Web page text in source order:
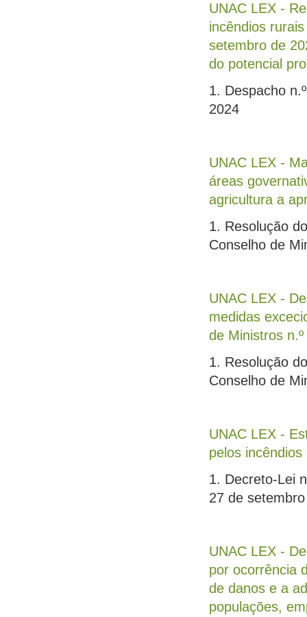
UNAC LEX -
incêndios
setembro de
do potencial
1. Despacho
2024
UNAC LEX -
áreas
agricultura a
1. Resolução
Conselho de
UNAC LEX -
medidas
de Ministros
1. Resolução
Conselho de
UNAC LEX -
pelos
1. Decreto-Lei
27 de
UNAC LEX -
por ocorrência
de danos e a
populações,